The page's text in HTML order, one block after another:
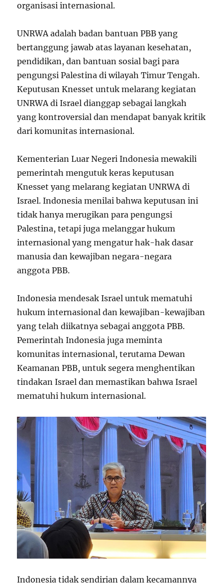
organisasi internasional.
UNRWA adalah badan bantuan PBB yang
bertanggung jawab atas layanan kesehatan,
pendidikan, dan bantuan sosial bagi para
pengungsi Palestina di wilayah Timur Tengah.
Keputusan Knesset untuk melarang kegiatan
UNRWA di Israel dianggap sebagai langkah
yang kontroversial dan mendapat banyak kritik
dari komunitas internasional.
Kementerian Luar Negeri Indonesia mewakili
pemerintah mengutuk keras keputusan
Knesset yang melarang kegiatan UNRWA di
Israel. Indonesia menilai bahwa keputusan ini
tidak hanya merugikan para pengungsi
Palestina, tetapi juga melanggar hukum
internasional yang mengatur hak-hak dasar
manusia dan kewajiban negara-negara
anggota PBB.
Indonesia mendesak Israel untuk mematuhi
hukum internasional dan kewajiban-kewajiban
yang telah diikatnya sebagai anggota PBB.
Pemerintah Indonesia juga meminta
komunitas internasional, terutama Dewan
Keamanan PBB, untuk segera menghentikan
tindakan Israel dan memastikan bahwa Israel
mematuhi hukum internasional.
Indonesia tidak sendirian dalam kecamannya